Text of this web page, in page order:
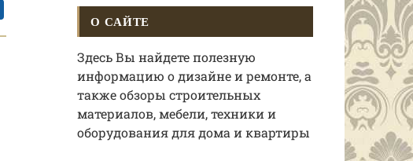
О САЙТЕ
Здесь Вы найдете полезную
информацию о дизайне и ремонте, а
также обзоры строительных
материалов, мебели, техники и
оборудования для дома и квартиры